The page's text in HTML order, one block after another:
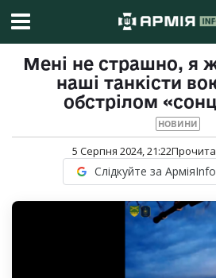
Мені не страшно, я
наші танкісти
обстрілом
НОВИНИ
5 Серпня 2024, 21:22
Слідкуйте за